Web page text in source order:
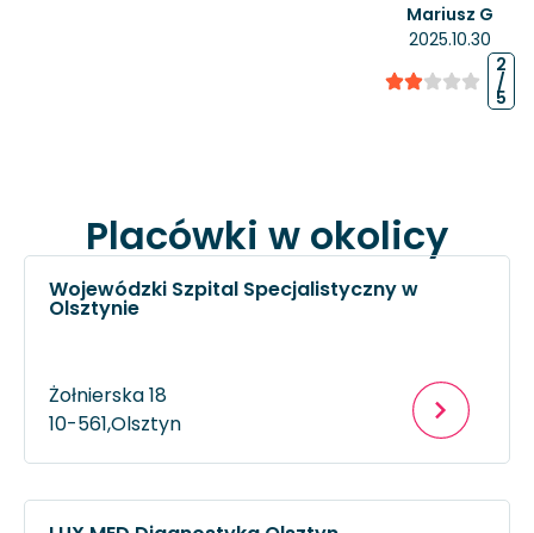
Mariusz G
2025.10.30
2
/
5
Placówki w okolicy
Wojewódzki Szpital Specjalistyczny w
Olsztynie
Żołnierska 18
10-561,Olsztyn